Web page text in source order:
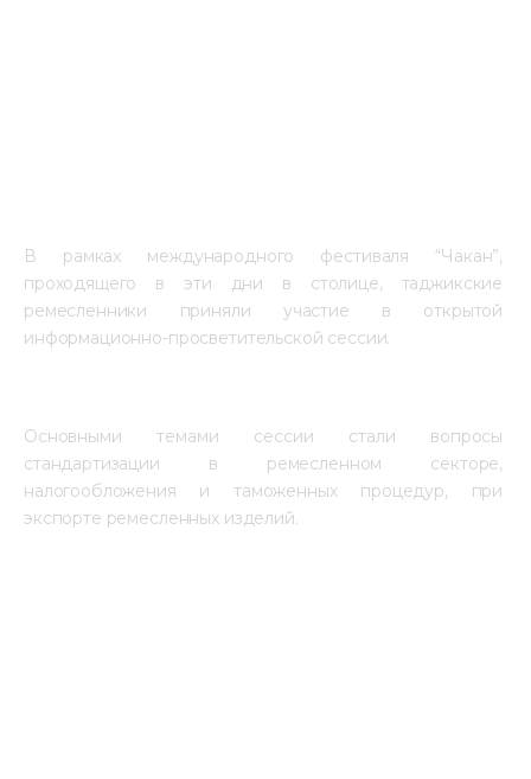
В рамках международного фестиваля “Чакан”,
проходящего в эти дни в столице, таджикские
ремесленники приняли участие в открытой
информационно-просветительской сессии.
Основными темами сессии стали вопросы
стандартизации в ремесленном секторе,
налогообложения и таможенных процедур, при
экспорте ремесленных изделий.